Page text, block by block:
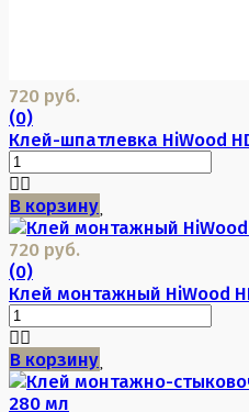
720 руб.
(0)
Клей-шпатлевка HiWood
В корзину
720 руб.
(0)
Клей монтажный HiWood
В корзину